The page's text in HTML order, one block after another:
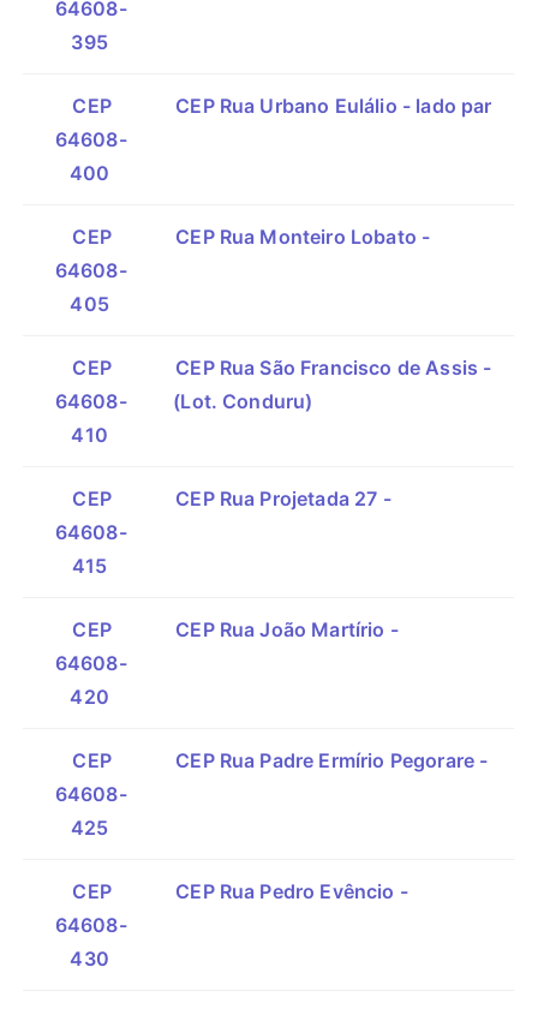
64608-
395
CEP
64608-
400
CEP Rua Urbano Eulálio - lado par
CEP
64608-
405
CEP Rua Monteiro Lobato -
CEP
64608-
410
CEP Rua São Francisco de Assis -
(Lot. Conduru)
CEP
64608-
415
CEP Rua Projetada 27 -
CEP
64608-
420
CEP Rua João Martírio -
CEP
64608-
425
CEP Rua Padre Ermírio Pegorare -
CEP
64608-
430
CEP Rua Pedro Evêncio -